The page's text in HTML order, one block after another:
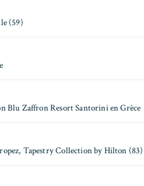
(59)
Blu Zaffron Resort Santorini en Grèce
Tapestry Collection by Hilton (83)